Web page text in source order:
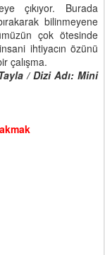
çıkıyor. Burada
bilinmeyene
çok ötesinde
ihtiyacın özünü
çalışma.
/ Dizi Adı: Mini